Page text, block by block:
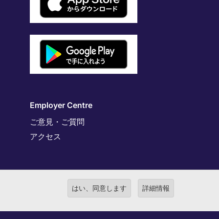
Employer Centre
ご意見・ご質問
アクセス
はい、同意します 詳細情報